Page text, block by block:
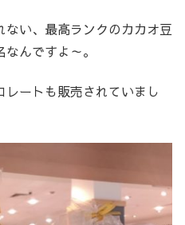
い、最高ランクのカカオ豆
んですよ～。
ートも販売されていまし